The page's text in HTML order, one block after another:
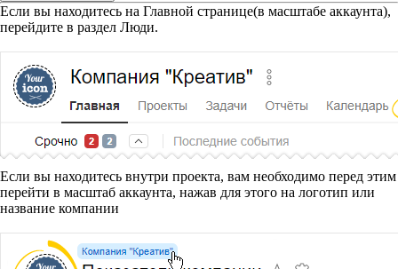
Если вы находитесь на Главной странице(в масштабе аккаунта),
перейдите в раздел Люди.
Если вы находитесь внутри проекта, вам необходимо перед этим
перейти в масштаб аккаунта, нажав для этого на логотип или
название компании